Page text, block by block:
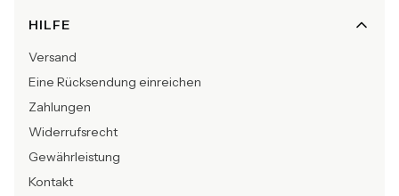
HILFE
Versand
Eine Rücksendung einreichen
Zahlungen
Widerrufsrecht
Gewährleistung
Kontakt